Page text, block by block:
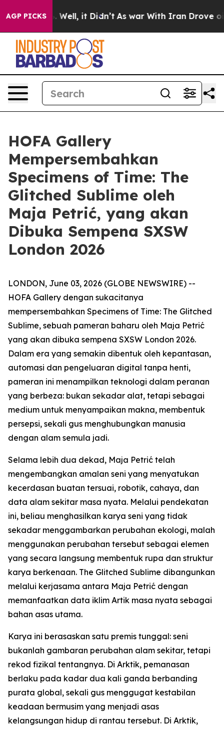
AGP PICKS
40%. Well, it Didn’t As war With Iran Drove oil
HOFA Gallery
Mempersembahkan
Specimens of Time: The
Glitched Sublime oleh
Maja Petrić, yang akan
Dibuka Sempena SXSW
London 2026
LONDON, June 03, 2026 (GLOBE NEWSWIRE) --
HOFA Gallery dengan sukacitanya
mempersembahkan Specimens of Time: The Glitched
Sublime, sebuah pameran baharu oleh Maja Petrić
yang akan dibuka sempena SXSW London 2026.
Dalam era yang semakin dibentuk oleh kepantasan,
automasi dan pengeluaran digital tanpa henti,
pameran ini menampilkan teknologi dalam peranan
yang berbeza: bukan sekadar alat, tetapi sebagai
medium untuk menyampaikan makna, membentuk
persepsi, sekali gus menghubungkan manusia
dengan alam semula jadi.
Selama lebih dua dekad, Maja Petrić telah
mengembangkan amalan seni yang menyatukan
kecerdasan buatan tersuai, robotik, cahaya, dan
data alam sekitar masa nyata. Melalui pendekatan
ini, beliau menghasilkan karya seni yang tidak
sekadar menggambarkan perubahan ekologi, malah
menggunakan perubahan tersebut sebagai elemen
yang secara langsung membentuk rupa dan struktur
karya berkenaan. The Glitched Sublime dibangunkan
melalui kerjasama antara Maja Petrić dengan
memanfaatkan data iklim Artik masa nyata sebagai
bahan asas utama.
Karya ini berasaskan satu premis tunggal: seni
bukanlah gambaran perubahan alam sekitar, tetapi
rekod fizikal tentangnya. Di Arktik, pemanasan
berlaku pada kadar dua kali ganda berbanding
purata global, sekali gus menggugat kestabilan
keadaan bermusim yang menjadi asas
kelangsungan hidup di rantau tersebut. Di Arktik,